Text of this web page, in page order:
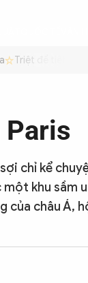
Triệt để tiết kiệm
chỉ kể
khu sầm
của châu Á,